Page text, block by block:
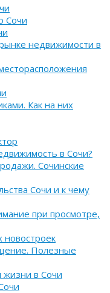
Сочи
недвижимости в
Как на них
в Сочи?
Сочинские
Сочи и к чему
при просмотре,
новостроек
Полезные
в Сочи